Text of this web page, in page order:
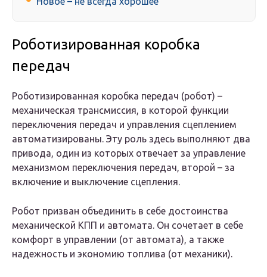
Роботизированная коробка
передач
Роботизированная коробка передач (робот) –
механическая трансмиссия, в которой функции
переключения передач и управления сцеплением
автоматизированы. Эту роль здесь выполняют два
привода, один из которых отвечает за управление
механизмом переключения передач, второй – за
включение и выключение сцепления.
Робот призван объединить в себе достоинства
механической КПП и автомата. Он сочетает в себе
комфорт в управлении (от автомата), а также
надежность и экономию топлива (от механики).